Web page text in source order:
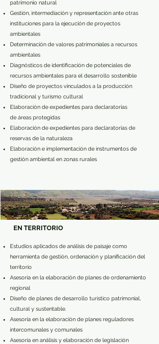
patrimonio natural
Gestión, intermediación y representación ante otras
instituciones para la ejecución de proyectos
ambientales
Determinación de valores patrimoniales a recursos
ambientales
Diagnósticos de identificación de potenciales de
recursos ambientales para el desarrollo sostenible
Diseño de proyectos vinculados a la producción
tradicional y turismo cultural
Elaboración de expedientes para declaratorias
de áreas protegidas
Elaboración de expedientes para declaratorias de
reservas de la naturaleza
Elaboración e implementación de instrumentos de
gestión ambiental en zonas rurales
EN TERRITORIO
Estudios aplicados de análisis de paisaje como
herramienta de gestión, ordenación y planificación del
territorio
Asesoría en la elaboración de planes de ordenamiento
regional
Diseño de planes de desarrollo turístico patrimonial,
cultural y sustentable.
Asesoría en la elaboración de planes reguladores
intercomunales y comunales
Asesoría en análisis y elaboración de legislación